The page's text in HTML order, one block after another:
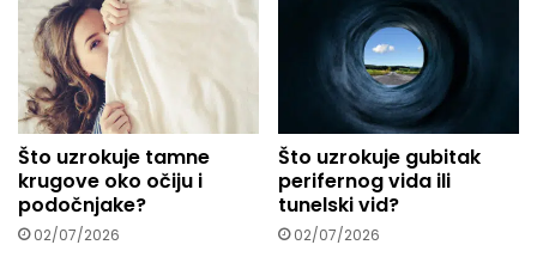
e
s
u
.
.
.
Što uzrokuje tamne
krugove oko očiju i
podočnjake?
02/07/2026
Što uzrokuje gubitak
perifernog vida ili
tunelski vid?
02/07/2026